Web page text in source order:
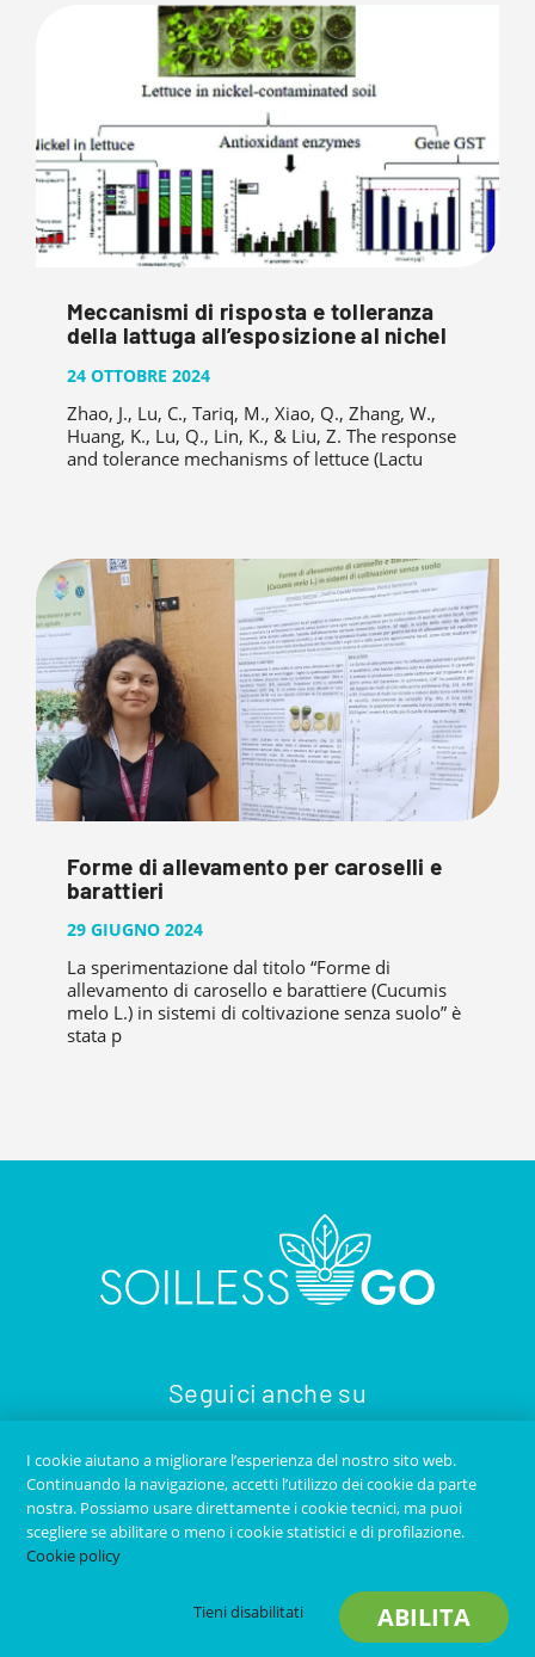
Meccanismi di risposta e tolleranza
della lattuga all’esposizione al nichel
24 OTTOBRE 2024
Zhao, J., Lu, C., Tariq, M., Xiao, Q., Zhang, W.,
Huang, K., Lu, Q., Lin, K., & Liu, Z. The response
and tolerance mechanisms of lettuce (Lactu
Forme di allevamento per caroselli e
barattieri
29 GIUGNO 2024
La sperimentazione dal titolo “Forme di
allevamento di carosello e barattiere (Cucumis
melo L.) in sistemi di coltivazione senza suolo” è
stata p
Seguici anche su
- Tutti i diritti riservati -
-Credits
I cookie aiutano a migliorare l’esperienza del nostro sito web.
Continuando la navigazione, accetti l’utilizzo dei cookie da parte
nostra. Possiamo usare direttamente i cookie tecnici, ma puoi
scegliere se abilitare o meno i cookie statistici e di profilazione.
Cookie policy
ABILITA
Tieni disabilitati